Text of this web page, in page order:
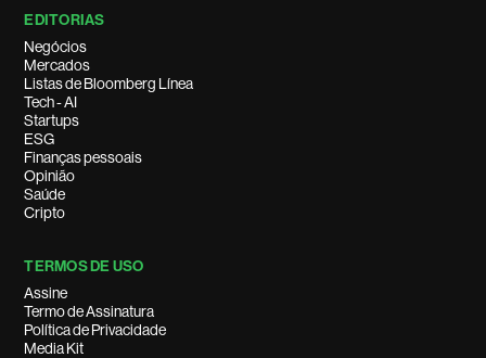
EDITORIAS
Negócios
Mercados
Listas de Bloomberg Línea
Tech - AI
Startups
ESG
Finanças pessoais
Opinião
Saúde
Cripto
TERMOS DE USO
Assine
Termo de Assinatura
Política de Privacidade
Media Kit